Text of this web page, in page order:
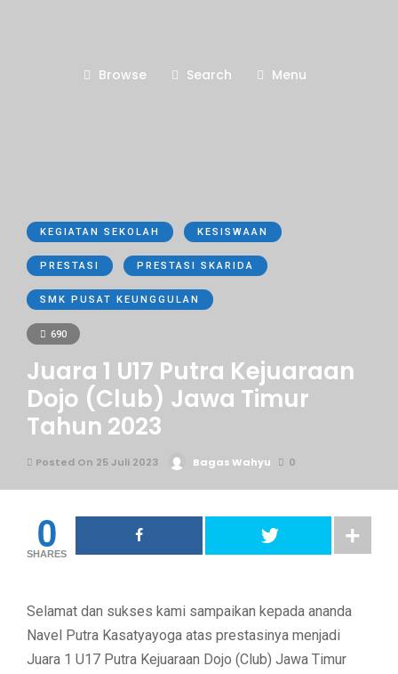
Browse Search Menu
KEGIATAN SEKOLAH KESISWAAN
PRESTASI PRESTASI SKARIDA
SMK PUSAT KEUNGGULAN
690
Juara 1 U17 Putra Kejuaraan
Dojo (Club) Jawa Timur
Tahun 2023
Posted On 25 Juli 2023 Bagas Wahyu 0
0
SHARES
Selamat dan sukses kami sampaikan kepada ananda
Navel Putra Kasatyayoga atas prestasinya menjadi
Juara 1 U17 Putra Kejuaraan Dojo (Club) Jawa Timur